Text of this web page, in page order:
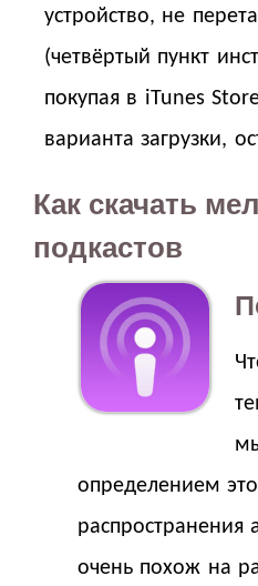
устройство, не
(четвёртый пункт
покупая в iTunes
варианта загрузки,
Как скачать
подкастов
определением
распространения
очень похож на